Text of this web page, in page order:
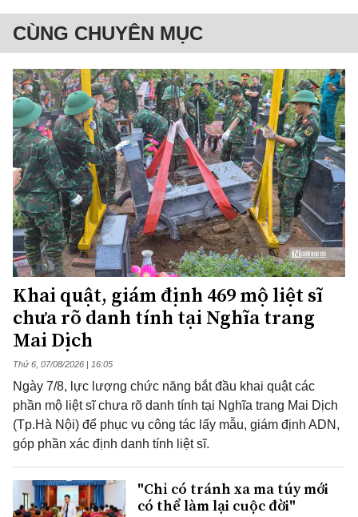
CÙNG CHUYÊN MỤC
Khai quật, giám định 469 mộ liệt sĩ
chưa rõ danh tính tại Nghĩa trang
Mai Dịch
Thứ 6, 07/08/2026 | 16:05
Ngày 7/8, lực lượng chức năng bắt đầu khai quật các
phần mộ liệt sĩ chưa rõ danh tính tại Nghĩa trang Mai Dịch
(Tp.Hà Nội) để phục vụ công tác lấy mẫu, giám định ADN,
góp phần xác định danh tính liệt sĩ.
"Chỉ có tránh xa ma túy mới
có thể làm lại cuộc đời"